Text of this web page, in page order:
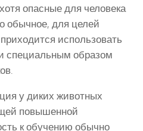
опасные для человека
обычное, для целей
использовать
специальным образом
у диких животных
повышенной
к обучению обычно